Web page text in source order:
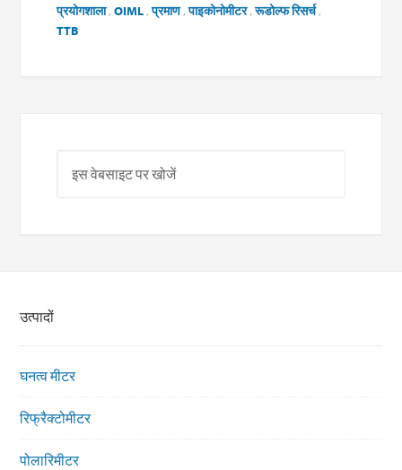
प्रयोगशाला,OIML ,प्रमाण,पाइकोनोमीटर,रूडोल्फ रिसर्च,
TTB
उत्पादों
घनत्व मीटर
रिफ्रैक्टोमीटर
पोलारिमीटर